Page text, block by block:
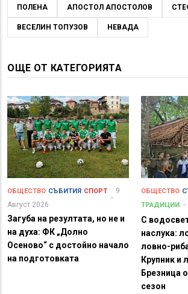
ПОЛЕНА АПОСТОЛ АПОСТОЛОВ
ВЕСЕЛИН ТОПУЗОВ НЕВАДА
ОЩЕ ОТ КАТЕГОРИЯТА
ОБЩЕСТВО СЪБИТИЯ СПОРТ
9
Август 2026
Загуба на резултата, но не и
на духа: ФК „Долно
Осеново“ с достойно начало
на подготовката
ОБЩЕСТВО
ТРАДИЦИИ
С
наслука:
ловно-
Крупник и
Брезница
сезон